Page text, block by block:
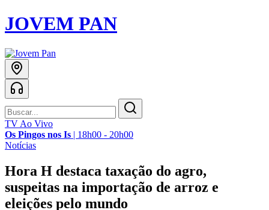
JOVEM PAN
TV Ao Vivo
Os Pingos nos Is | 18h00 - 20h00
Notícias
Hora H destaca taxação do agro,
suspeitas na importação de arroz e
eleições pelo mundo